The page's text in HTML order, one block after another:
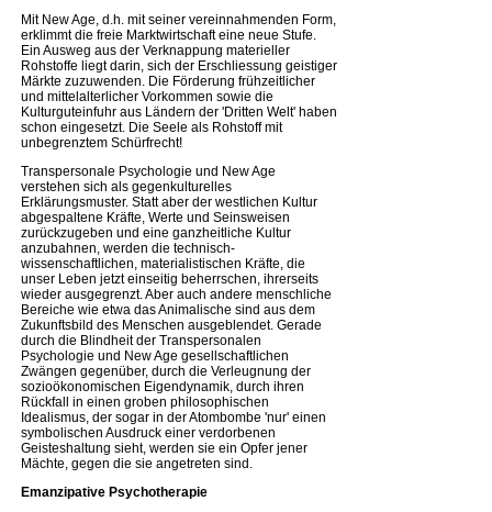
Mit New Age, d.h. mit seiner vereinnahmenden Form,
erklimmt die freie Marktwirtschaft eine neue Stufe.
Ein Ausweg aus der Verknappung materieller
Rohstoffe liegt darin, sich der Erschliessung geistiger
Märkte zuzuwenden. Die Förderung frühzeitlicher
und mittelalterlicher Vorkommen sowie die
Kulturguteinfuhr aus Ländern der 'Dritten Welt' haben
schon eingesetzt. Die Seele als Rohstoff mit
unbegrenztem Schürfrecht!
Transpersonale Psychologie und New Age
verstehen sich als gegenkulturelles
Erklärungsmuster. Statt aber der westlichen Kultur
abgespaltene Kräfte, Werte und Seinsweisen
zurückzugeben und eine ganzheitliche Kultur
anzubahnen, werden die technisch-
wissenschaftlichen, materialistischen Kräfte, die
unser Leben jetzt einseitig beherrschen, ihrerseits
wieder ausgegrenzt. Aber auch andere menschliche
Bereiche wie etwa das Animalische sind aus dem
Zukunftsbild des Menschen ausgeblendet. Gerade
durch die Blindheit der Transpersonalen
Psychologie und New Age gesellschaftlichen
Zwängen gegenüber, durch die Verleugnung der
sozioökonomischen Eigendynamik, durch ihren
Rückfall in einen groben philosophischen
Idealismus, der sogar in der Atombombe 'nur' einen
symbolischen Ausdruck einer verdorbenen
Geisteshaltung sieht, werden sie ein Opfer jener
Mächte, gegen die sie angetreten sind.
Emanzipative Psychotherapie